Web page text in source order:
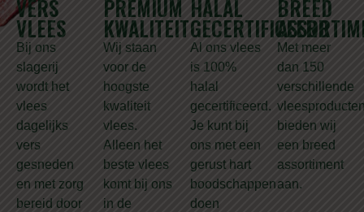
VERS
VLEES
Bij ons
slagerij
wordt het
vlees
dagelijks
vers
gesneden
en met zorg
bereid door
PREMIUM
KWALITEIT
Wij staan
voor de
hoogste
kwaliteit
vlees.
Alleen het
beste vlees
komt bij ons
in de
HALAL
GECERTIFICEERD
Al ons vlees
is 100%
halal
gecertificeerd.
Je kunt bij
ons met een
gerust hart
boodschappen
doen
BREED
Met meer
dan 150
verschillende
bieden wij
een breed
assortiment
aan.